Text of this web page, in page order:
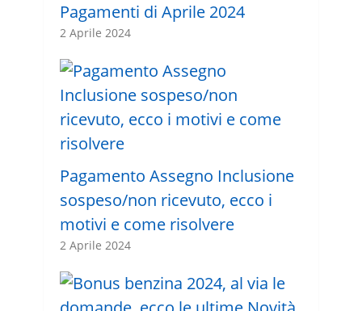
Pagamenti di Aprile 2024
2 Aprile 2024
Pagamento Assegno Inclusione
sospeso/non ricevuto, ecco i
motivi e come risolvere
2 Aprile 2024